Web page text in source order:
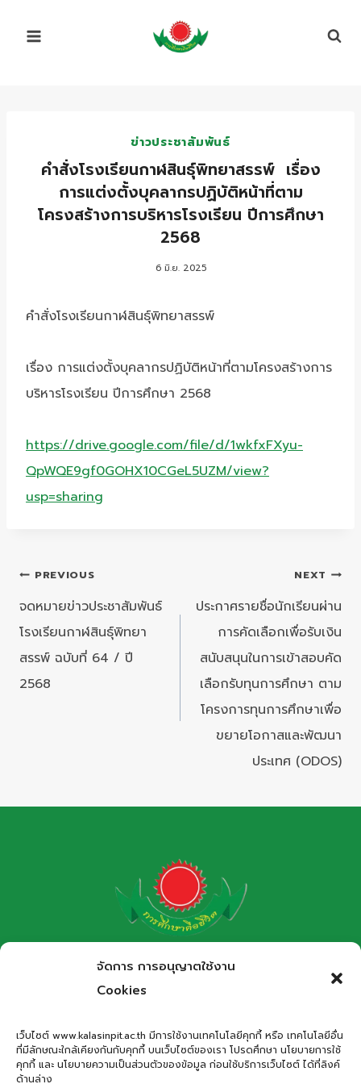
จัดการ การอนุญาตใช้งาน
Cookies
เว็บไซต์ www.kalasinpit.ac.th มีการใช้งานเทคโนโลยีคุกกี้ หรือ เทคโนโลยีอื่น
ที่มีลักษณะใกล้เคียงกันกับคุกกี้ บนเว็บไซต์ของเรา โปรดศึกษา นโยบายการใช้
คุกกี้ และ นโยบายความเป็นส่วนตัวของข้อมูล ก่อนใช้บริการเว็บไซต์ ได้ที่ลิงค์
ด้านล่าง
ข่าวประชาสัมพันธ์
คำสั่งโรงเรียนกาฬสินธุ์พิทยาสรรพ์ เรื่อง
การแต่งตั้งบุคลากรปฏิบัติหน้าที่ตาม
โครงสร้างการบริหารโรงเรียน ปีการศึกษา
2568
6 มิ.ย. 2025
คำสั่งโรงเรียนกาฬสินธุ์พิทยาสรรพ์
เรื่อง การแต่งตั้งบุคลากรปฏิบัติหน้าที่ตามโครงสร้างการ
บริหารโรงเรียน ปีการศึกษา 2568
https://drive.google.com/file/d/1wkfxFXyu-
QpWQE9gf0GOHX10CGeL5UZM/view?
usp=sharing
แนะแนว
เรื่อง
PREVIOUS
จดหมายข่าวประชาสัมพันธ์
โรงเรียนกาฬสินธุ์พิทยา
สรรพ์ ฉบับที่ 64 / ปี
2568
NEXT
ประกาศรายชื่อนักเรียนผ่าน
การคัดเลือกเพื่อรับเงิน
สนับสนุนในการเข้าสอบคัด
เลือกรับทุนการศึกษา ตาม
โครงการทุนการศึกษาเพื่อ
ขยายโอกาสและพัฒนา
ประเทศ (ODOS)
โรงเรียนกาฬสินธุ์พิทยาสรรพ์
สำนักงานเขตพื้นที่การศึกษามัธยมศึกษากาฬสินธุ์
ที่อยู่: เลขที่ 66 ถนนอรรถเปศล ตำบลกาฬสินธุ์ อำเภอเมือง
กาฬสินธุ์ จังหวัดกาฬสินธุ์ 46000